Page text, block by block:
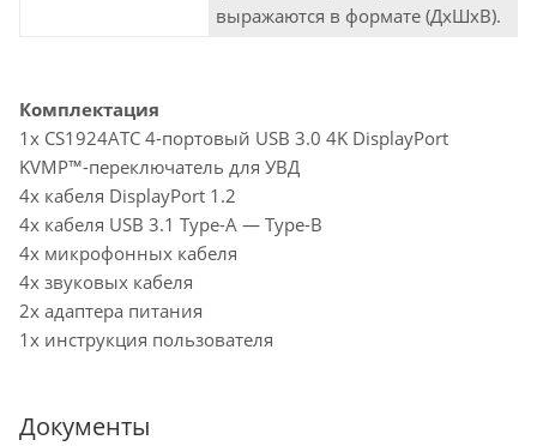
выражаются в формате (ДxШxВ).
Комплектация
1x CS1924ATC 4-портовый USB 3.0 4K DisplayPort
KVMP™-переключатель для УВД
4x кабеля DisplayPort 1.2
4x кабеля USB 3.1 Type-A — Type-B
4x микрофонных кабеля
4x звуковых кабеля
2x адаптера питания
1x инструкция пользователя
Документы